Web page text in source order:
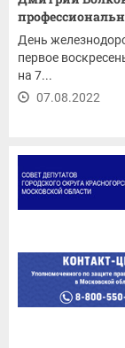
День
первое
на 7...
07.08.2022